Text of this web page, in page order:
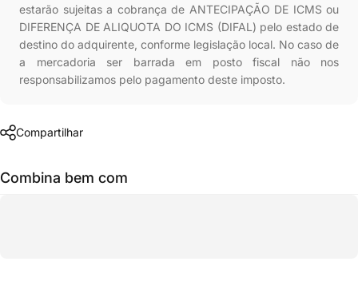
estarão sujeitas a cobrança de ANTECIPAÇÃO DE ICMS ou
DIFERENÇA DE ALIQUOTA DO ICMS (DIFAL) pelo estado de
destino do adquirente, conforme legislação local. No caso de
a mercadoria ser barrada em posto fiscal não nos
responsabilizamos pelo pagamento deste imposto.
Compartilhar
Combina bem com